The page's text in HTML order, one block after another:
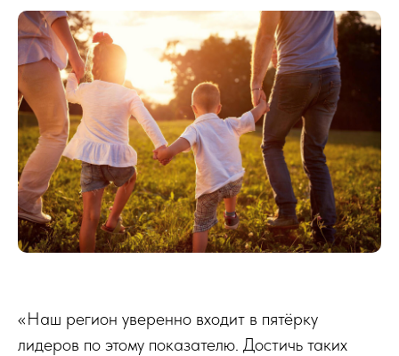
«Наш регион уверенно входит в пятёрку
лидеров по этому показателю. Достичь таких